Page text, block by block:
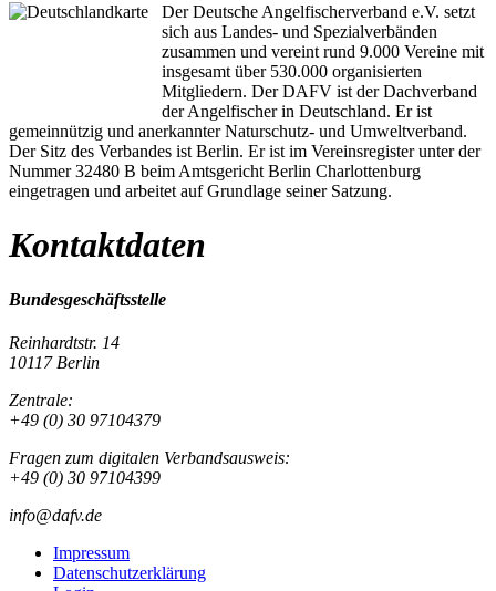
Der Deutsche Angelfischerverband e.V. setzt
sich aus Landes- und Spezialverbänden
zusammen und vereint rund 9.000 Vereine mit
insgesamt über 530.000 organisierten
Mitgliedern. Der DAFV ist der Dachverband
der Angelfischer in Deutschland. Er ist
gemeinnützig und anerkannter Naturschutz- und Umweltverband.
Der Sitz des Verbandes ist Berlin. Er ist im Vereinsregister unter der
Nummer 32480 B beim Amtsgericht Berlin Charlottenburg
eingetragen und arbeitet auf Grundlage seiner Satzung.
Kontaktdaten
Bundesgeschäftsstelle
Reinhardtstr. 14
10117 Berlin
Zentrale:
+49 (0) 30 97104379
Fragen zum digitalen Verbandsausweis:
+49 (0) 30 97104399
info@dafv.de
Impressum
Datenschutzerklärung